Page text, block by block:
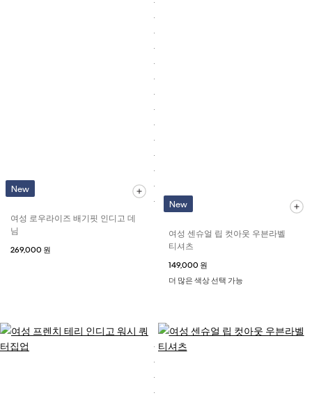
New
여성 로우라이즈 배기핏 인디고 데
님
269,000 원
New
여성 센슈얼 립 컷아웃 우븐라벨
티셔츠
149,000 원
더 많은 색상 선택 가능